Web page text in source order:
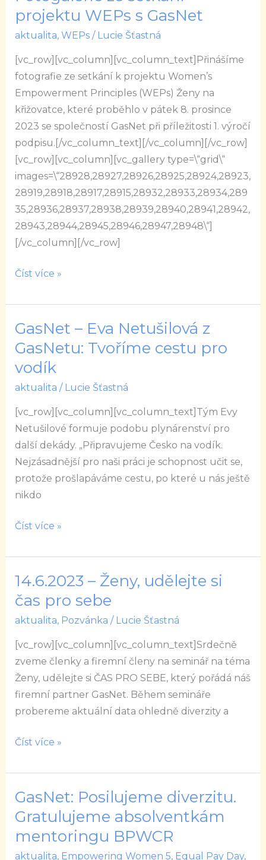
projektu WEPs s GasNet
aktualita, WEPs/ Lucie Šťastná
[vc_row][vc_column][vc_column_text]Přinášíme
fotografie ze setkání k projektu Women’s
Empowerment Principles (WEPs) Ženy na
křižovatce, které proběhlo v pátek 8. prosince
2023 se společností GasNet při příležitosti 1. výročí
podpisu.[/vc_column_text][/vc_column][/vc_row]
[vc_row][vc_column][vc_gallery type=\“grid\“
images=\“28928,28927,28926,28925,28924,28923,
28919,28918,28917,28915,28932,28933,28934,289
35,28936,28937,28938,28939,28940,28941,28942,
28943,28944,28945,28946,28947,28948\“]
[/vc_column][/vc_row]
ze
setkání
WEPs
s
GasNet
Číst více »
GasNet – Eva Netušilová z
GasNetu: Tvoříme cestu pro
vodík
aktualita / Lucie Šťastná
[vc_row][vc_column][vc_column_text]Tým Evy
Netušilové formuje podobu plynárenství pro
další dekády. „Připravujeme Česko na vodík.
Nejzásadnější pro naši práci je schopnost učit se,
protože prošlapáváme cestu, po které u nás ještě
nikdo
GasNet
–
Netušilová
z
GasNetu:
Tvoříme
cestu
pro
vodík
Číst více »
14.6.2023 – Ženy, udělejte si
čas pro sebe
aktualita, Pozvánka / Lucie Šťastná
[vc_row][vc_column][vc_column_text]Srdečně
zveme členky a firemní členy na seminář na téma
Ženy, udělejte si ČAS PRO SEBE, který pořádá náš
firemní partner GasNet. Během semináře
probereme aktuální data ohledně diverzity a
14.6.2023
–
si
čas
pro
sebe
Číst více »
GasNet: Posilujeme diverzitu.
Gratulujeme absolventkám
mentoringu BPWCR
aktualita, Empowering Women 5, Equal Pay Day,
GasNet:
Posilujeme
Gratulujeme